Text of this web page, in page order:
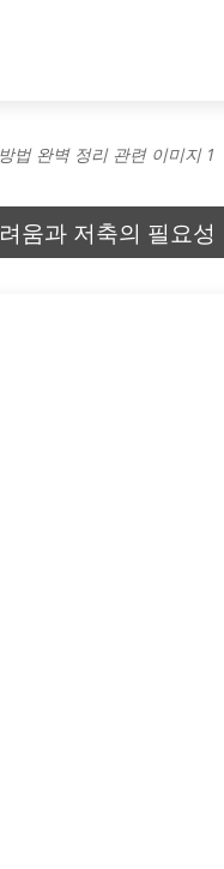
법 완벽 정리 관련 이미지 1
움과 저축의 필요성